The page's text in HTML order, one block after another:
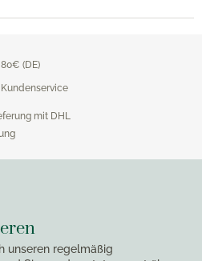
(DE)
mit DHL
unseren regelmäßig